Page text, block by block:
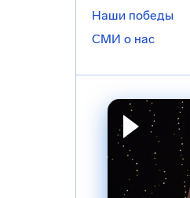
Наши победы
СМИ о нас